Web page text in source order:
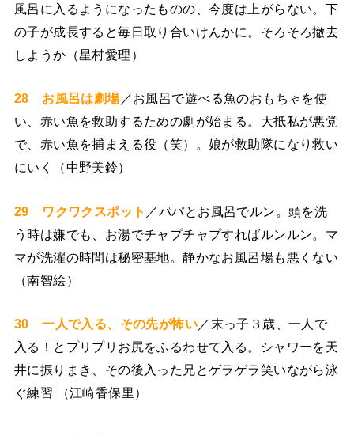
風呂に入るようになったものの、今度は上がらない。下
の子が成長すると毎日取り合いけんかに。そろそろ撤去
しようか（星村愛理）
28 お風呂は劇場／お風呂で遊べる魚のおもちゃを使
い、赤い魚を救助するための劇が始まる。大抵私が悪党
で、赤い魚を捕まえる役（笑）。娘が救助隊になり救い
にいく（中野美鈴）
29 ワクワクスポット ／パパとお風呂でルン。頭を洗
う時は嫌でも、お湯でチャプチャプすればルンルン。マ
マが洗濯の時間は秘密基地。静かなお風呂場も悪くない
（南智絵）
30 一人で入る、その先が怖い／末っ子３歳、一人で
入る！とプリプリお尻をふるわせて入る。シャワーを天
井に振りまき、その後入った兄とゲラゲラ笑いながら泳
ぐ練習 （江崎香保里）